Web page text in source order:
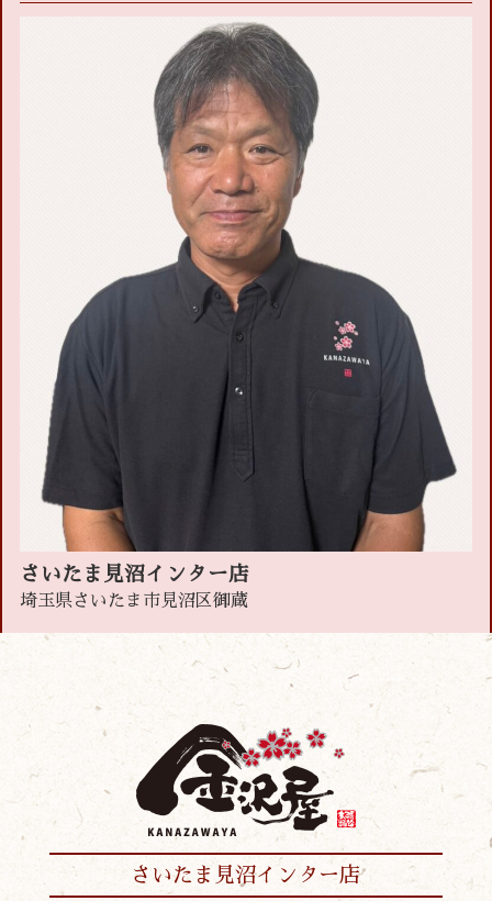
さいたま見沼インター店
埼玉県さいたま市見沼区御蔵
さいたま見沼インター店